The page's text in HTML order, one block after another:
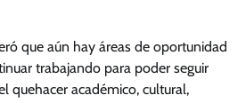
que aún hay áreas de oportunidad
trabajando para poder seguir
quehacer académico, cultural,